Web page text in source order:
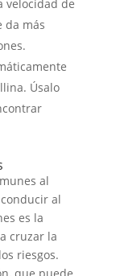
velocidad de
da más
Úsalo
al
al
es la
cruzar la
riesgos.